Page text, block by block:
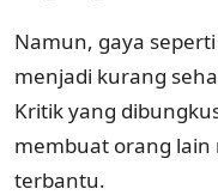
Namun, gaya
menjadi kurang
Kritik yang
membuat orang
terbantu.